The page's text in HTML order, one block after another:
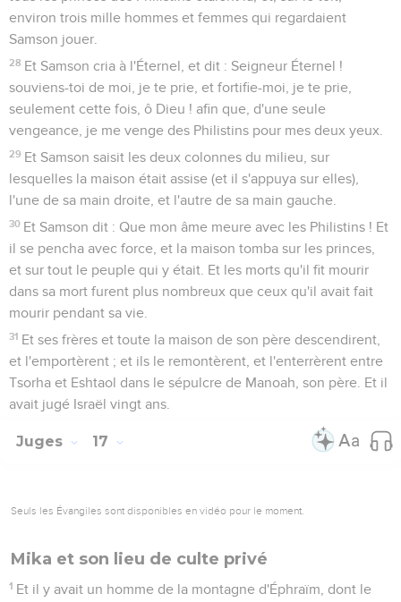
environ trois mille hommes et femmes qui regardaient
Samson jouer.
28 Et Samson cria à l'Éternel, et dit : Seigneur Éternel !
souviens-toi de moi, je te prie, et fortifie-moi, je te prie,
seulement cette fois, ô Dieu ! afin que, d'une seule
vengeance, je me venge des Philistins pour mes deux yeux.
29 Et Samson saisit les deux colonnes du milieu, sur
lesquelles la maison était assise (et il s'appuya sur elles),
l'une de sa main droite, et l'autre de sa main gauche.
30 Et Samson dit : Que mon âme meure avec les Philistins ! Et
il se pencha avec force, et la maison tomba sur les princes,
et sur tout le peuple qui y était. Et les morts qu'il fit mourir
dans sa mort furent plus nombreux que ceux qu'il avait fait
mourir pendant sa vie.
31 Et ses frères et toute la maison de son père descendirent,
et l'emportèrent ; et ils le remontèrent, et l'enterrèrent entre
Tsorha et Eshtaol dans le sépulcre de Manoah, son père. Et il
avait jugé Israël vingt ans.
Juges 17
Seuls les Évangiles sont disponibles en vidéo pour le moment.
Mika et son lieu de culte privé
1 Et il y avait un homme de la montagne d'Éphraïm, dont le